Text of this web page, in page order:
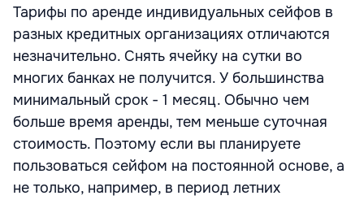
Тарифы по аренде индивидуальных сейфов в
разных кредитных организациях отличаются
незначительно. Снять ячейку на сутки во
многих банках не получится. У большинства
минимальный срок - 1 месяц. Обычно чем
больше время аренды, тем меньше суточная
стоимость. Поэтому если вы планируете
пользоваться сейфом на постоянной основе, а
не только, например, в период летних